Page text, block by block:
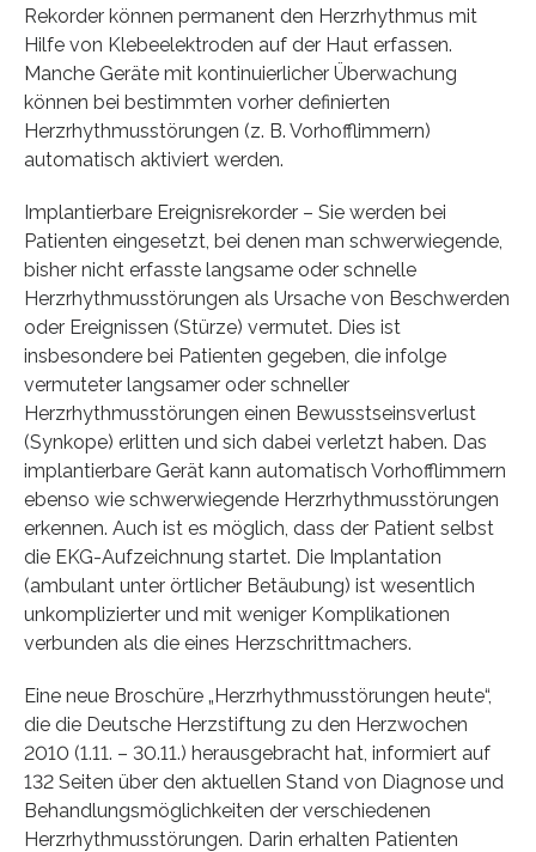
Rekorder können permanent den Herzrhythmus mit
Hilfe von Klebeelektroden auf der Haut erfassen.
Manche Geräte mit kontinuierlicher Überwachung
können bei bestimmten vorher definierten
Herzrhythmusstörungen (z. B. Vorhofflimmern)
automatisch aktiviert werden.
Implantierbare Ereignisrekorder – Sie werden bei
Patienten eingesetzt, bei denen man schwerwiegende,
bisher nicht erfasste langsame oder schnelle
Herzrhythmusstörungen als Ursache von Beschwerden
oder Ereignissen (Stürze) vermutet. Dies ist
insbesondere bei Patienten gegeben, die infolge
vermuteter langsamer oder schneller
Herzrhythmusstörungen einen Bewusstseinsverlust
(Synkope) erlitten und sich dabei verletzt haben. Das
implantierbare Gerät kann automatisch Vorhofflimmern
ebenso wie schwerwiegende Herzrhythmusstörungen
erkennen. Auch ist es möglich, dass der Patient selbst
die EKG-Aufzeichnung startet. Die Implantation
(ambulant unter örtlicher Betäubung) ist wesentlich
unkomplizierter und mit weniger Komplikationen
verbunden als die eines Herzschrittmachers.
Eine neue Broschüre „Herzrhythmusstörungen heute“,
die die Deutsche Herzstiftung zu den Herzwochen
2010 (1.11. – 30.11.) herausgebracht hat, informiert auf
132 Seiten über den aktuellen Stand von Diagnose und
Behandlungsmöglichkeiten der verschiedenen
Herzrhythmusstörungen. Darin erhalten Patienten